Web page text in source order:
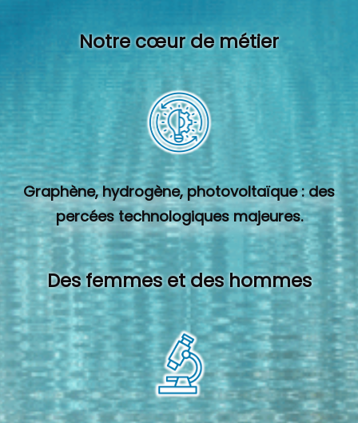
Notre cœur de métier
Graphène, hydrogène, photovoltaïque : des
percées technologiques majeures.
Des femmes et des hommes